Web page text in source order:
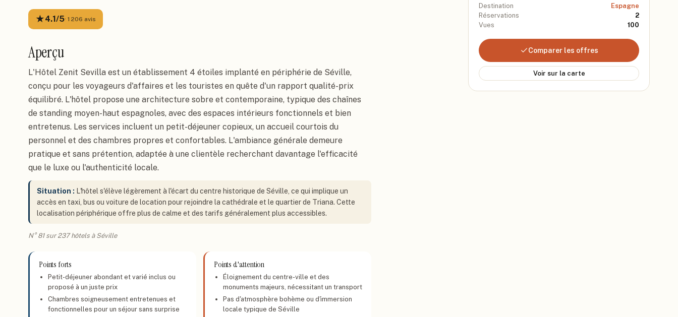
★4.1/5· 1 206 avis
Aperçu
L'Hôtel Zenit Sevilla est un établissement 4 étoiles implanté en périphérie de Séville,
conçu pour les voyageurs d'affaires et les touristes en quête d'un rapport qualité-prix
équilibré. L'hôtel propose une architecture sobre et contemporaine, typique des chaînes
de standing moyen-haut espagnoles, avec des espaces intérieurs fonctionnels et bien
entretenus. Les services incluent un petit-déjeuner copieux, un accueil courtois du
personnel et des chambres propres et confortables. L'ambiance générale demeure
pratique et sans prétention, adaptée à une clientèle recherchant davantage l'efficacité
que le luxe ou l'authenticité locale.
Situation : L'hôtel s'élève légèrement à l'écart du centre historique de Séville, ce qui implique un
accès en taxi, bus ou voiture de location pour rejoindre la cathédrale et le quartier de Triana. Cette
localisation périphérique offre plus de calme et des tarifs généralement plus accessibles.
N° 81 sur 237 hôtels à Séville
Points forts
Petit-déjeuner abondant et varié inclus ou
proposé à un juste prix
Chambres soigneusement entretenues et
fonctionnelles pour un séjour sans surprise
Points d'attention
Éloignement du centre-ville et des
monuments majeurs, nécessitant un transport
Pas d'atmosphère bohème ou d'immersion
locale typique de Séville
Destination
Espagne
Réservations
2
Vues
100
Comparer les offres
Voir sur la carte